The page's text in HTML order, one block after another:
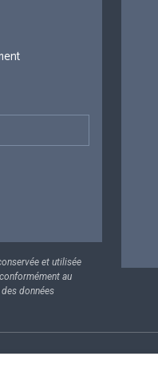
et utilisée
au
données